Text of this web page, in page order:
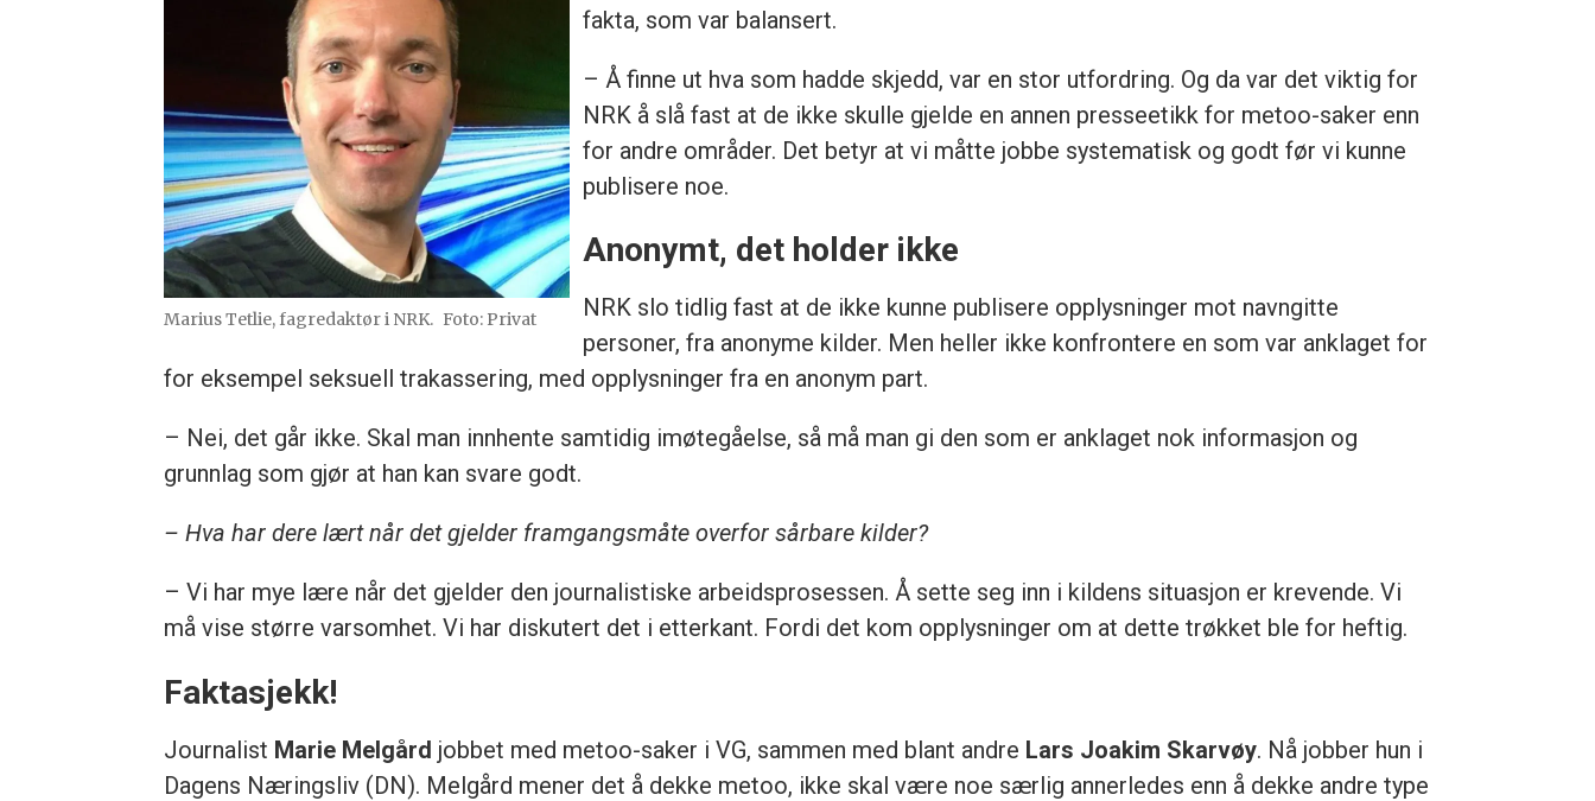
Marius Tetlie, fagredaktør i NRK. Foto: Privat
fakta, som var balansert.
– Å finne ut hva som hadde skjedd, var en stor utfordring. Og da var det viktig for
NRK å slå fast at de ikke skulle gjelde en annen presseetikk for metoo-saker enn
for andre områder. Det betyr at vi måtte jobbe systematisk og godt før vi kunne
publisere noe.
Anonymt, det holder ikke
NRK slo tidlig fast at de ikke kunne publisere opplysninger mot navngitte
personer, fra anonyme kilder. Men heller ikke konfrontere en som var anklaget for
for eksempel seksuell trakassering, med opplysninger fra en anonym part.
– Nei, det går ikke. Skal man innhente samtidig imøtegåelse, så må man gi den som er anklaget nok informasjon og
grunnlag som gjør at han kan svare godt.
– Hva har dere lært når det gjelder framgangsmåte overfor sårbare kilder?
– Vi har mye lære når det gjelder den journalistiske arbeidsprosessen. Å sette seg inn i kildens situasjon er krevende. Vi
må vise større varsomhet. Vi har diskutert det i etterkant. Fordi det kom opplysninger om at dette trøkket ble for heftig.
Faktasjekk!
Journalist Marie Melgård jobbet med metoo-saker i VG, sammen med blant andre Lars Joakim Skarvøy. Nå jobber hun i
Dagens Næringsliv (DN). Melgård mener det å dekke metoo, ikke skal være noe særlig annerledes enn å dekke andre type